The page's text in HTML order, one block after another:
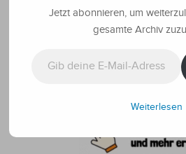
Jetzt abonnieren, um
gesamte Archiv
Weiterlesen